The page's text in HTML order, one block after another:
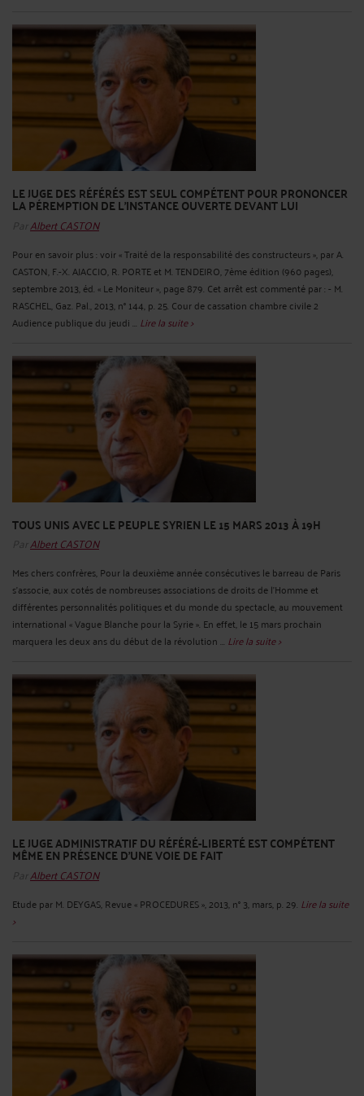
LE JUGE DES RÉFÉRÉS EST SEUL COMPÉTENT POUR PRONONCER
LA PÉREMPTION DE L'INSTANCE OUVERTE DEVANT LUI
ParAlbert CASTON
Pour en savoir plus : voir « Traité de la responsabilité des constructeurs », par A.
CASTON, F.-X. AJACCIO, R. PORTE et M. TENDEIRO, 7ème édition (960 pages),
septembre 2013, éd. « Le Moniteur », page 879. Cet arrêt est commenté par : - M.
RASCHEL, Gaz. Pal., 2013, n° 144, p. 25. Cour de cassation chambre civile 2
Audience publique du jeudi ... Lire la suite >
TOUS UNIS AVEC LE PEUPLE SYRIEN LE 15 MARS 2013 À 19H
ParAlbert CASTON
Mes chers confrères, Pour la deuxième année consécutives le barreau de Paris
s'associe, aux cotés de nombreuses associations de droits de l'Homme et
différentes personnalités politiques et du monde du spectacle, au mouvement
international « Vague Blanche pour la Syrie ». En effet, le 15 mars prochain
marquera les deux ans du début de la révolution ... Lire la suite >
LE JUGE ADMINISTRATIF DU RÉFÉRÉ-LIBERTÉ EST COMPÉTENT
MÊME EN PRÉSENCE D'UNE VOIE DE FAIT
ParAlbert CASTON
Etude par M. DEYGAS, Revue « PROCEDURES », 2013, n° 3, mars, p. 29. Lire la suite
>